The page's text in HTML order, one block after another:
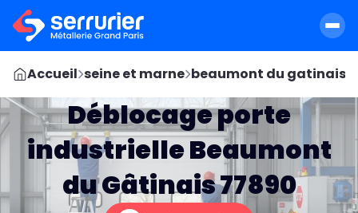
Accueil seine et marne beaumont du gatinais
Déblocage porte
industrielle Beaumont
du Gâtinais 77890